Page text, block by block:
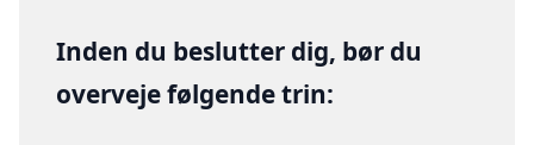
Inden du beslutter dig, bør du
overveje følgende trin: